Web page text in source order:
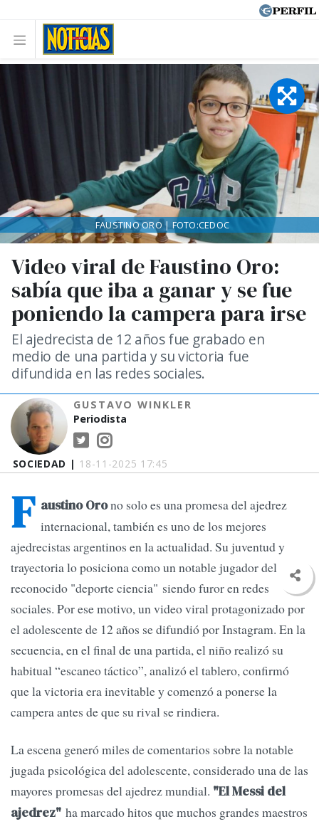
SOCIEDAD | 18-11-2025 17:45
Video viral de Faustino Oro:
sabía que iba a ganar y se fue
poniendo la campera para irse
El ajedrecista de 12 años fue grabado en
medio de una partida y su victoria fue
difundida en las redes sociales.
GUSTAVO WINKLER
Periodista
FAUSTINO ORO | FOTO:CEDOC
F austino Orono solo es una promesa del ajedrez
internacional, también es uno de los mejores
ajedrecistas argentinos en la actualidad. Su juventud y
trayectoria lo posiciona como un notable jugador del
reconocido "deporte ciencia" siendo furor en redes
sociales. Por ese motivo, un video viral protagonizado por
el adolescente de 12 años se difundió por Instagram. En la
secuencia, en el final de una partida, el niño realizó su
habitual “escaneo táctico”, analizó el tablero, confirmó
que la victoria era inevitable y comenzó a ponerse la
campera antes de que su rival se rindiera.
La escena generó miles de comentarios sobre la notable
jugada psicológica del adolescente, considerado una de las
mayores promesas del ajedrez mundial. "El Messi del
ajedrez" ha marcado hitos que muchos grandes maestros